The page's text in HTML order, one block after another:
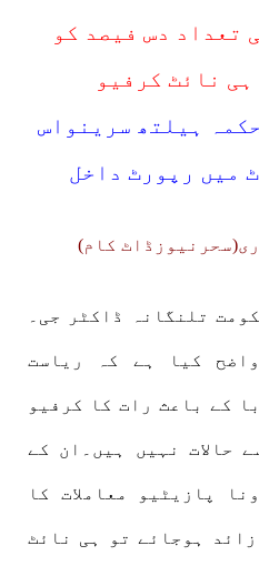
تعداد دس فیصد کو
نائٹ کرفیو
ہیلتھ سرینواس
میں رپورٹ داخل
تلنگانہ ڈاکٹر جی۔
کیا ہے کہ ریاست
کے باعث رات کا کرفیو
حالات نہیں ہیں۔ان کے
پازیٹیو معاملات کا
ہوجائے تو ہی نائٹ